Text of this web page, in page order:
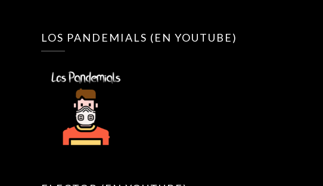
LOS PANDEMIALS (EN YOUTUBE)